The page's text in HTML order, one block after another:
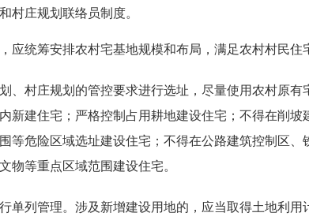
村庄规划联络员制度。
筹安排农村宅基地规模和布局，满足农村村民住
村庄规划的管控要求进行选址，尽量使用农村原有
建住宅；严格控制占用耕地建设住宅；不得在削坡
危险区域选址建设住宅；不得在公路建筑控制区、
物等重点区域范围建设住宅。
列管理。涉及新增建设用地的，应当取得土地利用